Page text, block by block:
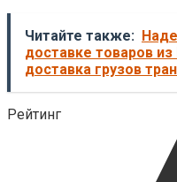
Читайте также:
доставке товаров
доставка грузов
Рейтинг